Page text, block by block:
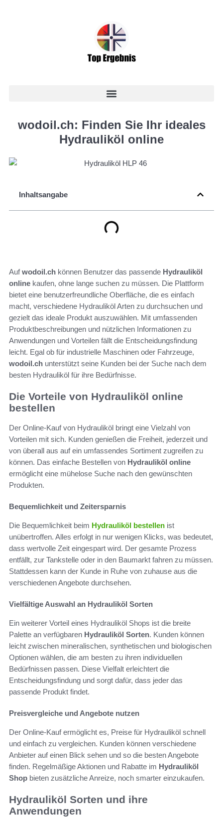
wodoil.ch: Finden Sie Ihr ideales
Hydrauliköl online
Inhaltsangabe
Aufwodoil.ch können Benutzer das passende Hydrauliköl
online kaufen, ohne lange suchen zu müssen. Die Plattform
bietet eine benutzerfreundliche Oberfläche, die es einfach
macht, verschiedene Hydrauliköl Arten zu durchsuchen und
gezielt das ideale Produkt auszuwählen. Mit umfassenden
Produktbeschreibungen und nützlichen Informationen zu
Anwendungen und Vorteilen fällt die Entscheidungsfindung
leicht. Egal ob für industrielle Maschinen oder Fahrzeuge,
wodoil.ch unterstützt seine Kunden bei der Suche nach dem
besten Hydrauliköl für ihre Bedürfnisse.
Die Vorteile von Hydrauliköl online
bestellen
Der Online-Kauf von Hydrauliköl bringt eine Vielzahl von
Vorteilen mit sich. Kunden genießen die Freiheit, jederzeit und
von überall aus auf ein umfassendes Sortiment zugreifen zu
können. Das einfache Bestellen von Hydrauliköl online
ermöglicht eine mühelose Suche nach den gewünschten
Produkten.
Bequemlichkeit und Zeitersparnis
Die Bequemlichkeit beim Hydrauliköl bestellen ist
unübertroffen. Alles erfolgt in nur wenigen Klicks, was bedeutet,
dass wertvolle Zeit eingespart wird. Der gesamte Prozess
entfällt, zur Tankstelle oder in den Baumarkt fahren zu müssen.
Stattdessen kann der Kunde in Ruhe von zuhause aus die
verschiedenen Angebote durchsehen.
Vielfältige Auswahl an Hydrauliköl Sorten
Ein weiterer Vorteil eines Hydrauliköl Shops ist die breite
Palette an verfügbaren Hydrauliköl Sorten. Kunden können
leicht zwischen mineralischen, synthetischen und biologischen
Optionen wählen, die am besten zu ihren individuellen
Bedürfnissen passen. Diese Vielfalt erleichtert die
Entscheidungsfindung und sorgt dafür, dass jeder das
passende Produkt findet.
Preisvergleiche und Angebote nutzen
Der Online-Kauf ermöglicht es, Preise für Hydrauliköl schnell
und einfach zu vergleichen. Kunden können verschiedene
Anbieter auf einen Blick sehen und so die besten Angebote
finden. Regelmäßige Aktionen und Rabatte im Hydrauliköl
Shop bieten zusätzliche Anreize, noch smarter einzukaufen.
Hydrauliköl Sorten und ihre
Anwendungen